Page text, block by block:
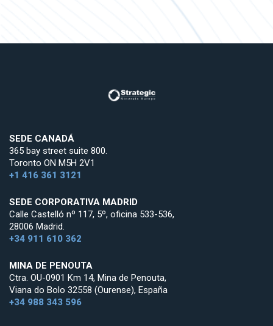
SEDE CANADÁ
365 bay street suite 800.
Toronto ON M5H 2V1
+1 416 361 3121
SEDE CORPORATIVA MADRID
Calle Castelló nº 117, 5º, oficina 533-536,
28006 Madrid.
+34 911 610 362
MINA DE PENOUTA
Ctra. OU-0901 Km 14, Mina de Penouta,
Viana do Bolo 32558 (Ourense), España
+34 988 343 596